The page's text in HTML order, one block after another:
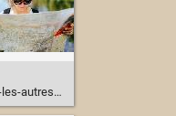
autres/